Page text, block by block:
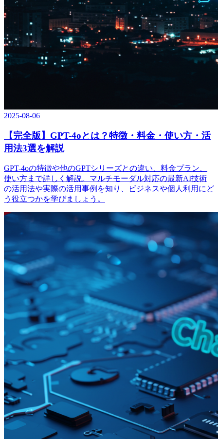
2025-08-06
【完全版】GPT-4oとは？特徴・料金・使い方・活
用法3選を解説
GPT-4oの特徴や他のGPTシリーズとの違い、料金プラン、
使い方まで詳しく解説。マルチモーダル対応の最新AI技術
の活用法や実際の活用事例を知り、ビジネスや個人利用にど
う役立つかを学びましょう。